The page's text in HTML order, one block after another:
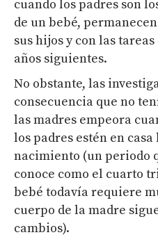
cuando los padres son
de un bebé,
sus hijos y con las
años siguientes.
No obstante, las
consecuencia que no
las madres empeora
los padres estén en
nacimiento (un periodo
conoce como el cuarto
bebé todavía requiere
cuerpo de la madre
cambios).